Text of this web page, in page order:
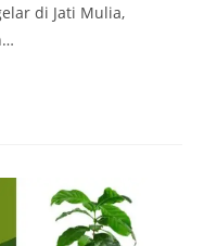
di Jati Mulia,